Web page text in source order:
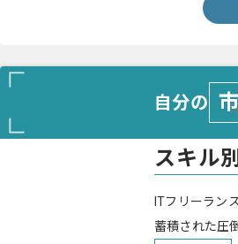
自分の
スキル
ITフリーラン
蓄積された圧